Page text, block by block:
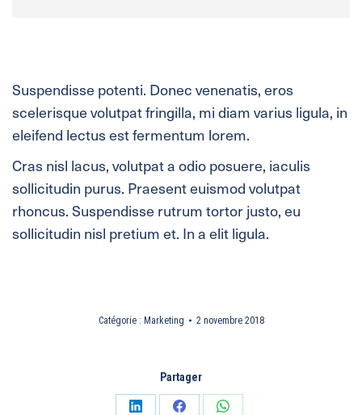
Suspendisse potenti. Donec venenatis, eros
scelerisque volutpat fringilla, mi diam varius ligula, in
eleifend lectus est fermentum lorem.
Cras nisl lacus, volutpat a odio posuere, iaculis
sollicitudin purus. Praesent euismod volutpat
rhoncus. Suspendisse rutrum tortor justo, eu
sollicitudin nisl pretium et. In a elit ligula.
Catégorie : Marketing 2 novembre 2018
Partager